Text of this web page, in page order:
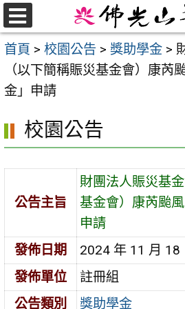
跳
至
主
內
首頁 > 校園公告 > 獎助學金 >
（以下簡稱賑災基金會）康芮
金」申請
校園公告
公告主旨
財團法人賑災基
基金會）康芮颱
申請
發佈日期
2024 年 11 月 18
發佈單位
註冊組
公告類別
獎助學金
選
單